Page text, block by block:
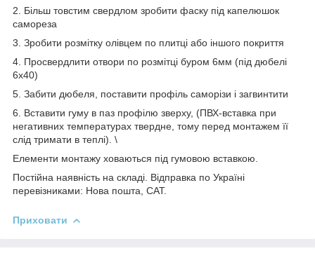
2. Більш товстим свердлом зробити фаску під капелюшок
самореза
3. Зробити розмітку олівцем по плитці або іншого покриття
4. Просвердлити отвори по розмітці буром 6мм (під дюбелі
6х40)
5. Забити дюбеля, поставити профіль саморізи і загвинтити
6. Вставити гуму в паз профілю зверху, (ПВХ-вставка при
негативних температурах твердне, тому перед монтажем її
слід тримати в теплі). \
Елементи монтажу ховаються під гумовою вставкою.
Постійна наявність на складі. Відправка по Україні
перевізниками: Нова пошта, САТ.
Приховати